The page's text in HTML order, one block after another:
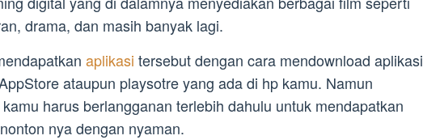
drama, dan masih banyak lagi.
aplikasi tersebut dengan cara mendownload aplikasi
ataupun playsotre yang ada di hp kamu. Namun
harus berlangganan terlebih dahulu untuk mendapatkan
nya dengan nyaman.